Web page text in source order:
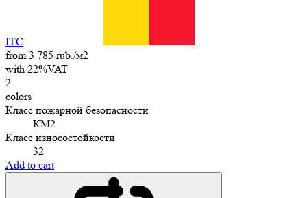
ITC
from 3 785 rub./м2
with 22%VAT
2
colors
Класс пожарной безопасности
КМ2
Класс износостойкости
32
Add to cart